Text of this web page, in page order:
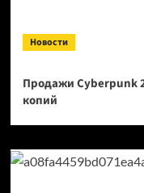
Новости
Продажи Cyberpunk
копий